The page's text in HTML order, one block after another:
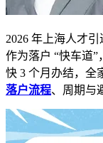
2026 年上海人才
作为落户 “快车道
快 3 个月办结，全
落户流程、周期与